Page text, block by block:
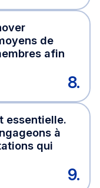
de
afin
8.
essentielle.
à
qui
9.